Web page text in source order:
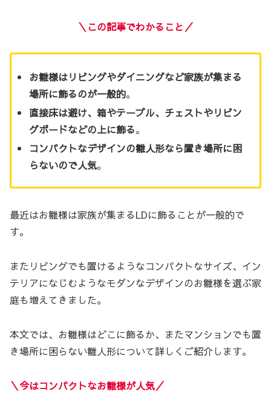
＼この記事でわかること／
お雛様はリビングやダイニングなど家族が集まる
場所に飾るのが一般的。
直接床は避け、箱やテーブル、チェストやリビン
グボードなどの上に飾る。
コンパクトなデザインの雛人形なら置き場所に困
らないので人気。
最近はお雛様は家族が集まるLDに飾ることが一般的で
す。
またリビングでも置けるようなコンパクトなサイズ、イン
テリアになじむようなモダンなデザインのお雛様を選ぶ家
庭も増えてきました。
本文では、お雛様はどこに飾るか、またマンションでも置
き場所に困らない雛人形について詳しくご紹介します。
＼今はコンパクトなお雛様が人気／